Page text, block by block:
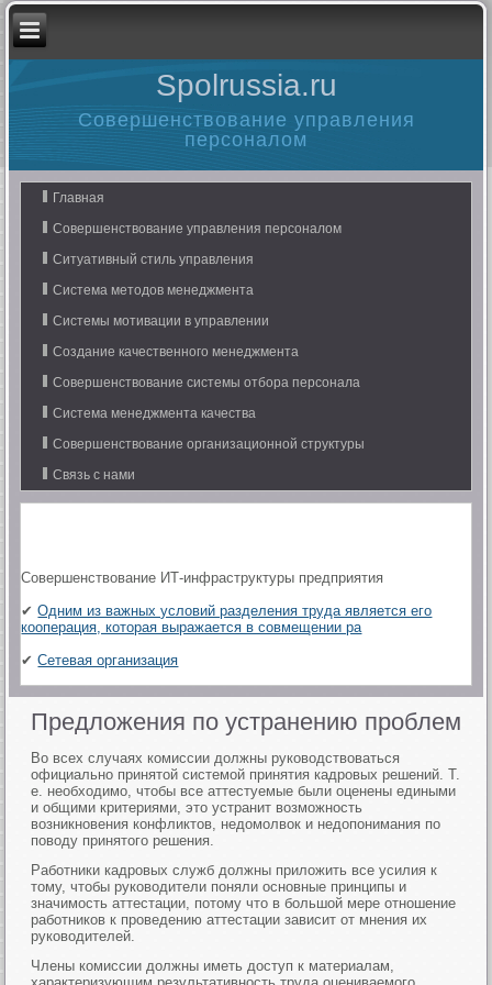
Spolrussia.ru
Совершенствование управления
персоналом
Главная
Совершенствование управления персоналом
Ситуативный стиль управления
Система методов менеджмента
Системы мотивации в управлении
Создание качественного менеджмента
Совершенствование системы отбора персонала
Система менеджмента качества
Совершенствование организационной структуры
Связь с нами
Совершенствование ИТ-инфраструктуры предприятия
✔Одним из важных условий разделения труда является его
кооперация, которая выражается в совмещении ра
✔Сетевая организация
Предложения по устранению проблем
Во всех случаях комиссии должны руководствоваться
официально принятой системой принятия кадровых решений. Т.
е. необходимо, чтобы все аттестуемые были оценены едиными
и общими критериями, это устранит возможность
возникновения конфликтов, недомолвок и недопонимания по
поводу принятого решения.
Работники кадровых служб должны приложить все усилия к
тому, чтобы руководители поняли основные принципы и
значимость аттестации, потому что в большой мере отношение
работников к проведению аттестации зависит от мнения их
руководителей.
Члены комиссии должны иметь доступ к материалам,